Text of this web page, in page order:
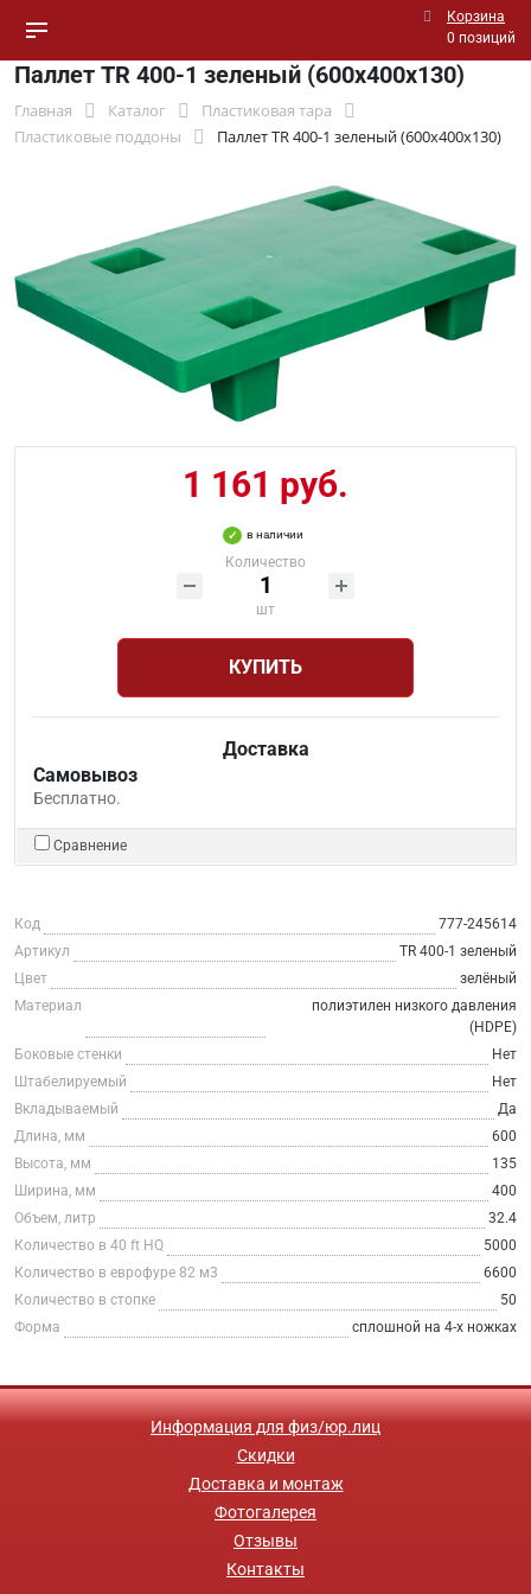
Корзина
0 позиций
Паллет TR 400-1 зеленый (600х400х130)
Главная Каталог
Пластиковая тара
Пластиковые поддоны
Паллет TR 400-1 зеленый (600х400х130)
1 161 руб.
в наличии
Количество
шт
КУПИТЬ
Доставка
Самовывоз
Бесплатно.
Сравнение
Код
777-245614
Артикул
TR 400-1 зеленый
Цвет
зелёный
Материал
полиэтилен низкого давления
(HDPE)
Боковые стенки
Нет
Штабелируемый
Нет
Вкладываемый
Да
Длина, мм
600
Высота, мм
135
Ширина, мм
400
Объем, литр
32.4
Количество в 40 ft HQ
5000
Количество в еврофуре 82 м3
6600
Количество в стопке
50
Форма
сплошной на 4-х ножках
Информация для физ/юр.лиц
Скидки
Доставка и монтаж
Фотогалерея
Отзывы
Контакты